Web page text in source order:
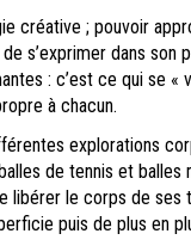
créative ; pouvoir
s’exprimer dans
: c’est ce qui se
à chacun.
explorations
de tennis et
libérer le corps de ses
puis de plus en